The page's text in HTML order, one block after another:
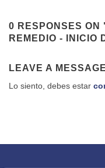
0 RESPONSES ON
REMEDIO - INICIO
LEAVE A MESSAGE
Lo siento, debes estar